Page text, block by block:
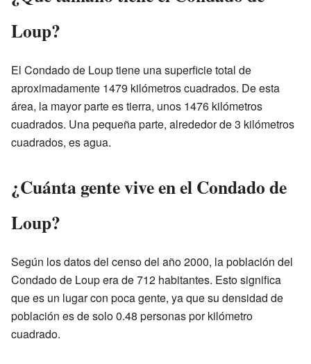
Loup?
El Condado de Loup tiene una superficie total de
aproximadamente 1479 kilómetros cuadrados. De esta
área, la mayor parte es tierra, unos 1476 kilómetros
cuadrados. Una pequeña parte, alrededor de 3 kilómetros
cuadrados, es agua.
¿Cuánta gente vive en el Condado de
Loup?
Según los datos del censo del año 2000, la población del
Condado de Loup era de 712 habitantes. Esto significa
que es un lugar con poca gente, ya que su densidad de
población es de solo 0.48 personas por kilómetro
cuadrado.